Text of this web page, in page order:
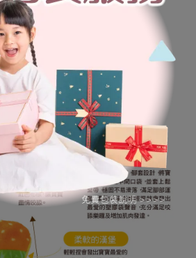
水洗：隨時保持清潔。
穿戴方法
下，將腳尖穿進腳套中。
帶套於腳跟位置，完成。